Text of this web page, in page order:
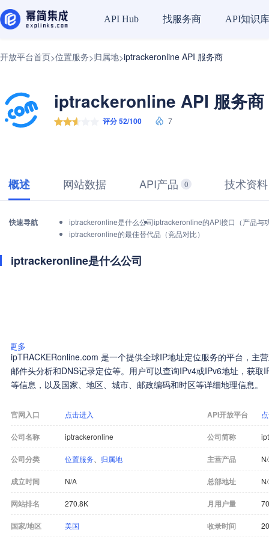
API Hub 找服务商 API知识库
开放平台首页>位置服务>归属地>iptrackeronline API 服务商
iptrackeronline API 服务商
评分 52/100 7
概述 网站数据 API产品 0 技术资料
快速导航 iptrackeronline是什么公司iptrackeronline的API接口（产品与
iptrackeronline的最佳替代品（竞品对比）
iptrackeronline是什么公司
更多
ipTRACKERonline.com 是一个提供全球IP地址定位服务的平台，主
邮件头分析和DNS记录定位等。用户可以查询IPv4或IPv6地址，获取
等信息，以及国家、地区、城市、邮政编码和时区等详细地理信息。
官网入口 点击进入 API开放平台
公司名称 iptrackeronline 公司简称
公司分类 位置服务 归属地 主营产品
成立时间 N/A 总部地址
网站排名 270.8K 月用户量
国家/地区 美国 收录时间